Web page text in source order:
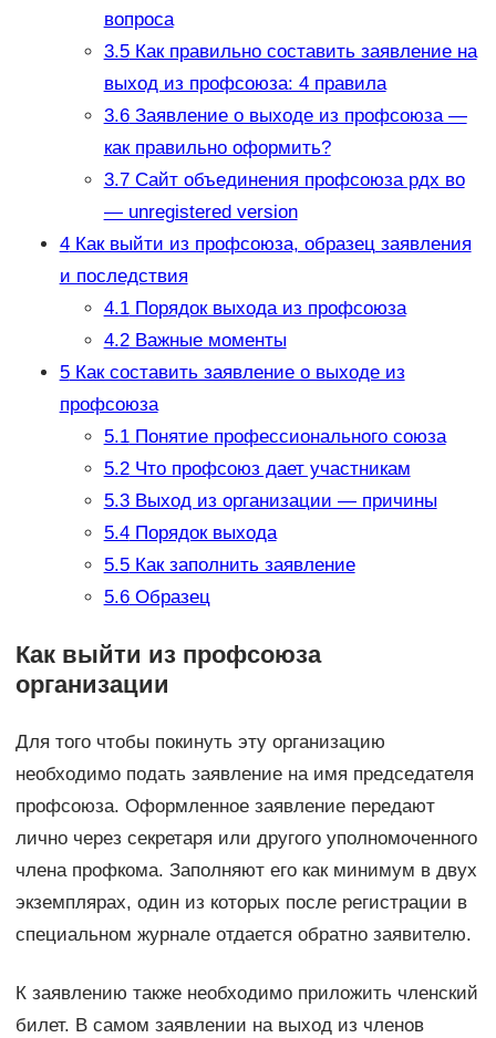
вопроса
3.5Как правильно составить заявление на
выход из профсоюза: 4 правила
3.6Заявление о выходе из профсоюза —
как правильно оформить?
3.7Сайт объединения профсоюза рдх во
— unregistered version
4Как выйти из профсоюза, образец заявления
и последствия
4.1Порядок выхода из профсоюза
4.2Важные моменты
5Как составить заявление о выходе из
профсоюза
5.1Понятие профессионального союза
5.2Что профсоюз дает участникам
5.3Выход из организации — причины
5.4Порядок выхода
5.5Как заполнить заявление
5.6Образец
Как выйти из профсоюза
организации
Для того чтобы покинуть эту организацию
необходимо подать заявление на имя председателя
профсоюза. Оформленное заявление передают
лично через секретаря или другого уполномоченного
члена профкома. Заполняют его как минимум в двух
экземплярах, один из которых после регистрации в
специальном журнале отдается обратно заявителю.
К заявлению также необходимо приложить членский
билет. В самом заявлении на выход из членов